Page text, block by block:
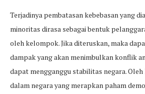
Terjadinya pembatasan kebebasan yang
minoritas dirasa sebagai bentuk
oleh kelompok. Jika diteruskan, maka
dampak yang akan menimbulkan konflik
dapat mengganggu stabilitas negara.
dalam negara yang merapkan paham